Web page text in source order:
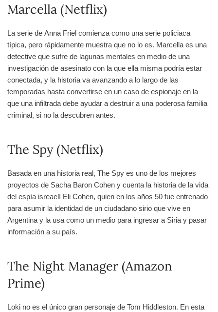
Marcella (Netflix)
La serie de Anna Friel comienza como una serie policiaca
típica, pero rápidamente muestra que no lo es. Marcella es una
detective que sufre de lagunas mentales en medio de una
investigación de asesinato con la que ella misma podría estar
conectada, y la historia va avanzando a lo largo de las
temporadas hasta convertirse en un caso de espionaje en la
que una infiltrada debe ayudar a destruir a una poderosa familia
criminal, si no la descubren antes.
The Spy (Netflix)
Basada en una historia real, The Spy es uno de los mejores
proyectos de Sacha Baron Cohen y cuenta la historia de la vida
del espía isreaelí Eli Cohen, quien en los años 50 fue entrenado
para asumir la identidad de un ciudadano sirio que vive en
Argentina y la usa como un medio para ingresar a Siria y pasar
información a su país.
The Night Manager (Amazon
Prime)
Loki no es el único gran personaje de Tom Hiddleston. En esta